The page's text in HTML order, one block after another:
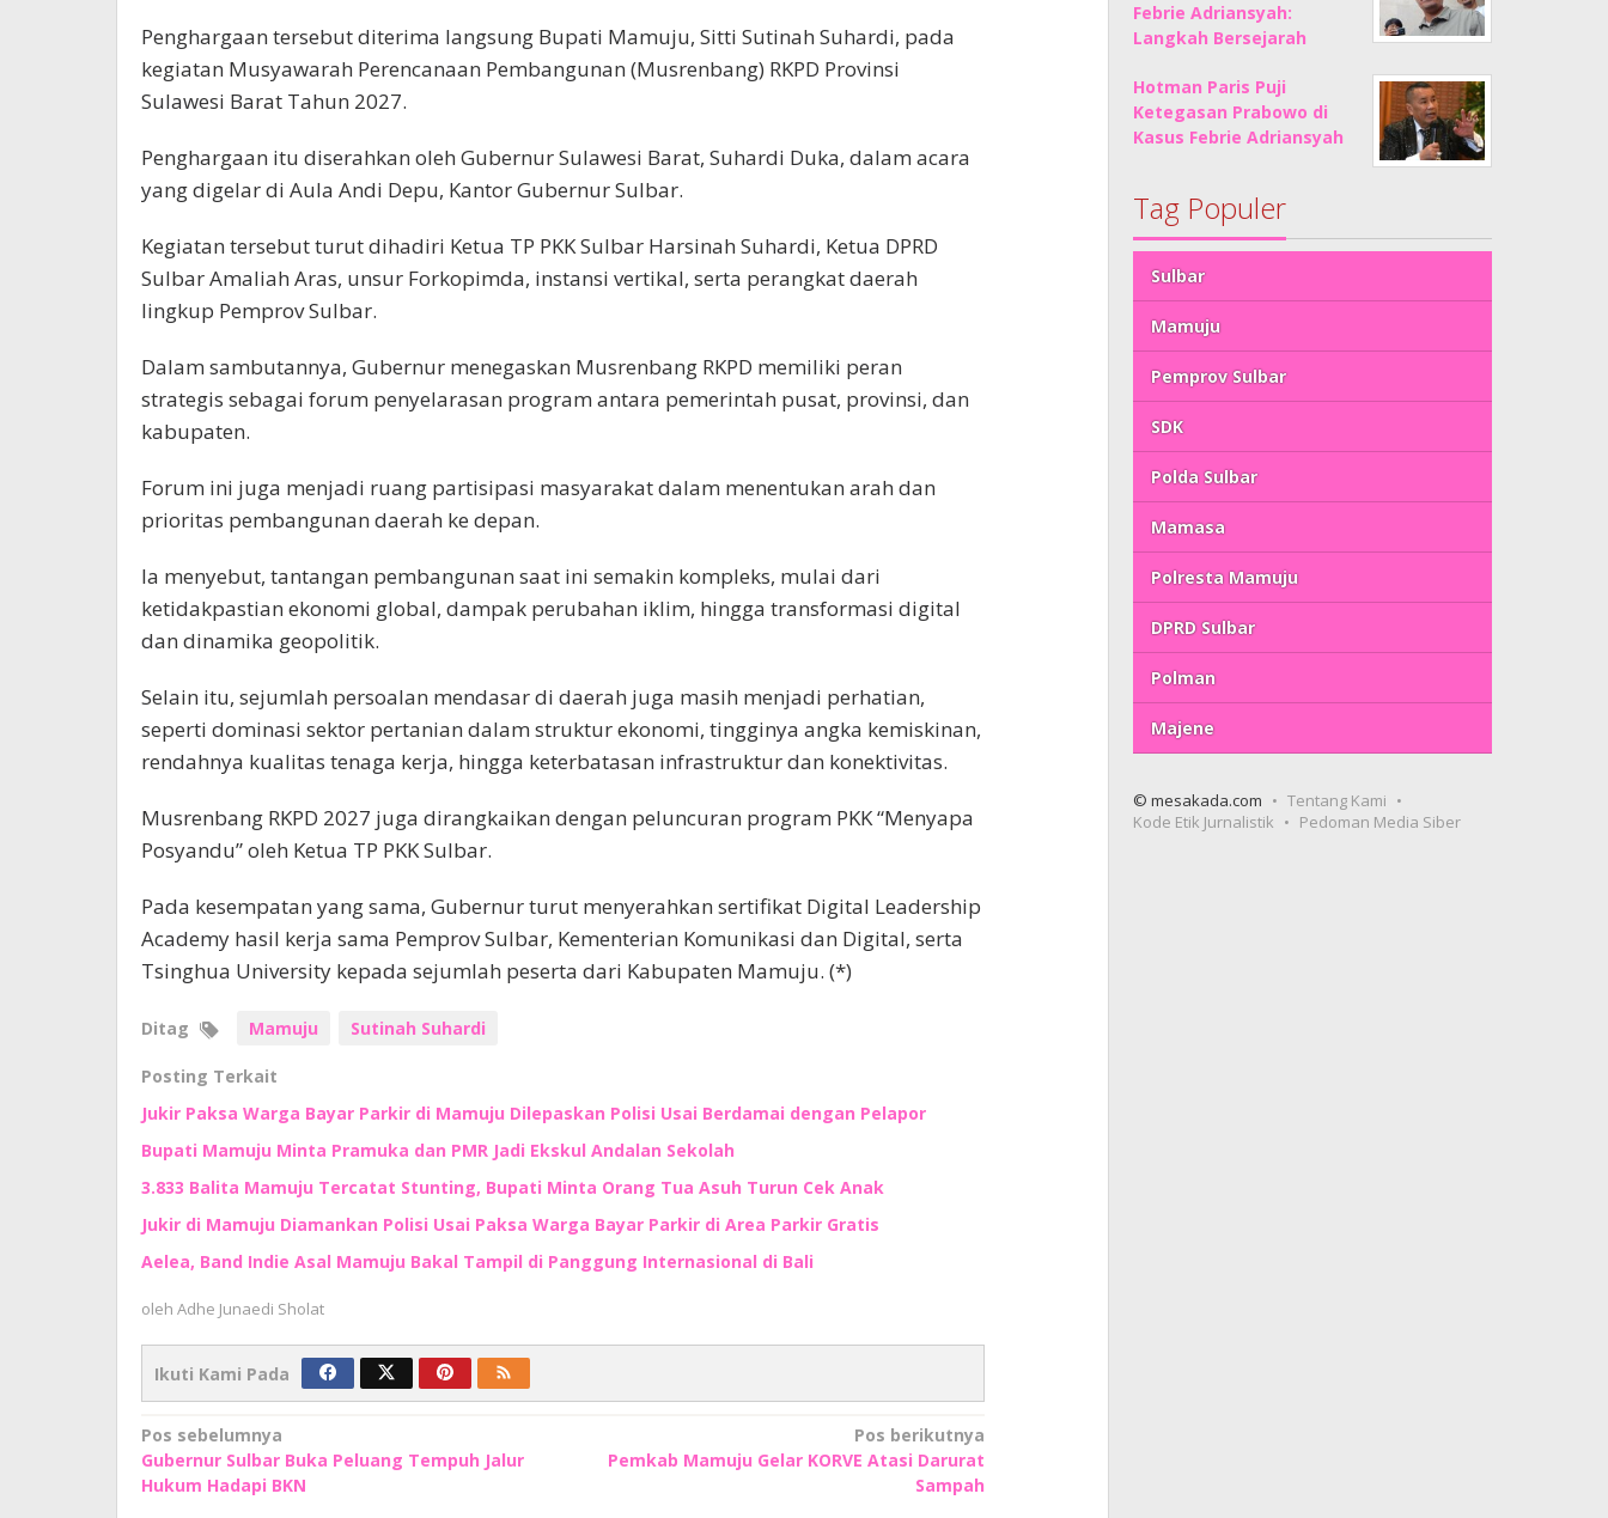
Penghargaan tersebut diterima langsung Bupati Mamuju, Sitti Sutinah Suhardi, pada
kegiatan Musyawarah Perencanaan Pembangunan (Musrenbang) RKPD Provinsi
Sulawesi Barat Tahun 2027.
Penghargaan itu diserahkan oleh Gubernur Sulawesi Barat, Suhardi Duka, dalam acara
yang digelar di Aula Andi Depu, Kantor Gubernur Sulbar.
Kegiatan tersebut turut dihadiri Ketua TP PKK Sulbar Harsinah Suhardi, Ketua DPRD
Sulbar Amaliah Aras, unsur Forkopimda, instansi vertikal, serta perangkat daerah
lingkup Pemprov Sulbar.
Dalam sambutannya, Gubernur menegaskan Musrenbang RKPD memiliki peran
strategis sebagai forum penyelarasan program antara pemerintah pusat, provinsi, dan
kabupaten.
Forum ini juga menjadi ruang partisipasi masyarakat dalam menentukan arah dan
prioritas pembangunan daerah ke depan.
Ia menyebut, tantangan pembangunan saat ini semakin kompleks, mulai dari
ketidakpastian ekonomi global, dampak perubahan iklim, hingga transformasi digital
dan dinamika geopolitik.
Selain itu, sejumlah persoalan mendasar di daerah juga masih menjadi perhatian,
seperti dominasi sektor pertanian dalam struktur ekonomi, tingginya angka kemiskinan,
rendahnya kualitas tenaga kerja, hingga keterbatasan infrastruktur dan konektivitas.
Musrenbang RKPD 2027 juga dirangkaikan dengan peluncuran program PKK “Menyapa
Posyandu” oleh Ketua TP PKK Sulbar.
Pada kesempatan yang sama, Gubernur turut menyerahkan sertifikat Digital Leadership
Academy hasil kerja sama Pemprov Sulbar, Kementerian Komunikasi dan Digital, serta
Tsinghua University kepada sejumlah peserta dari Kabupaten Mamuju. (*)
Ditag Mamuju Sutinah Suhardi
Posting Terkait
Jukir Paksa Warga Bayar Parkir di Mamuju Dilepaskan Polisi Usai Berdamai dengan Pelapor
Bupati Mamuju Minta Pramuka dan PMR Jadi Ekskul Andalan Sekolah
3.833 Balita Mamuju Tercatat Stunting, Bupati Minta Orang Tua Asuh Turun Cek Anak
Jukir di Mamuju Diamankan Polisi Usai Paksa Warga Bayar Parkir di Area Parkir Gratis
Aelea, Band Indie Asal Mamuju Bakal Tampil di Panggung Internasional di Bali
oleh Adhe Junaedi Sholat
Ikuti Kami Pada
Navigasi
pos
Pos sebelumnya
Gubernur Sulbar Buka Peluang Tempuh Jalur
Hukum Hadapi BKN
Pos berikutnya
Pemkab Mamuju Gelar KORVE Atasi Darurat
Sampah
Febrie Adriansyah:
Langkah Bersejarah
Hotman Paris Puji
Ketegasan Prabowo di
Kasus Febrie Adriansyah
Tag Populer
Sulbar
Mamuju
Pemprov Sulbar
SDK
Polda Sulbar
Mamasa
Polresta Mamuju
DPRD Sulbar
Polman
Majene
© mesakada.com
Tentang Kami
Kode Etik Jurnalistik
Pedoman Media Siber